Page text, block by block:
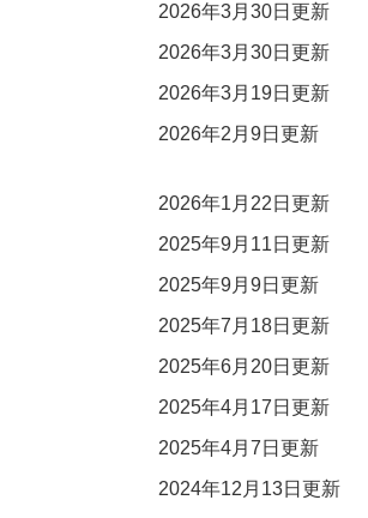
2026年3月30日更新
2026年3月30日更新
2026年3月19日更新
2026年2月9日更新
2026年1月22日更新
2025年9月11日更新
2025年9月9日更新
2025年7月18日更新
2025年6月20日更新
2025年4月17日更新
2025年4月7日更新
2024年12月13日更新